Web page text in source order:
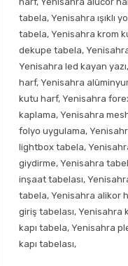
tabela, Yenisahra ışıklı
tabela, Yenisahra krom
dekupe tabela,
Yenisahra led kayan
harf, Yenisahra
kutu harf, Yenisahra
kaplama, Yenisahra
folyo uygulama,
lightbox tabela,
giydirme, Yenisahra
inşaat tabelası,
tabela, Yenisahra alikor
giriş tabelası, Yenisahra
kapı tabela, Yenisahra
kapı tabelası,